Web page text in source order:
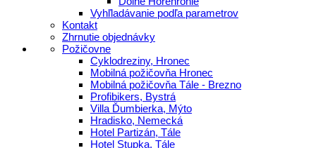
Vyhľladávanie podľa parametrov
Kontakt
Zhrnutie objednávky
Požičovne
Cyklodreziny, Hronec
Mobilná požičovňa Hronec
Mobilná požičovňa Tále - Brezno
Profibikers, Bystrá
Villa Ďumbierka, Mýto
Hradisko, Nemecká
Hotel Partizán, Tále
Hotel Stupka, Tále